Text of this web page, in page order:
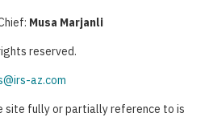
Musa Marjanli
reserved.
az.com
site fully or partially reference to is